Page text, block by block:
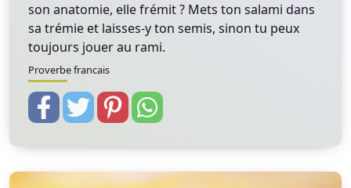
son anatomie, elle frémit ? Mets ton salami dans
sa trémie et laisses-y ton semis, sinon tu peux
toujours jouer au rami.
Proverbe francais